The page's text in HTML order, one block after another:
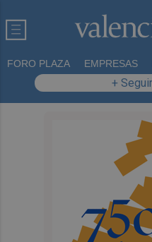
FORO PLAZA EMPRESAS
+